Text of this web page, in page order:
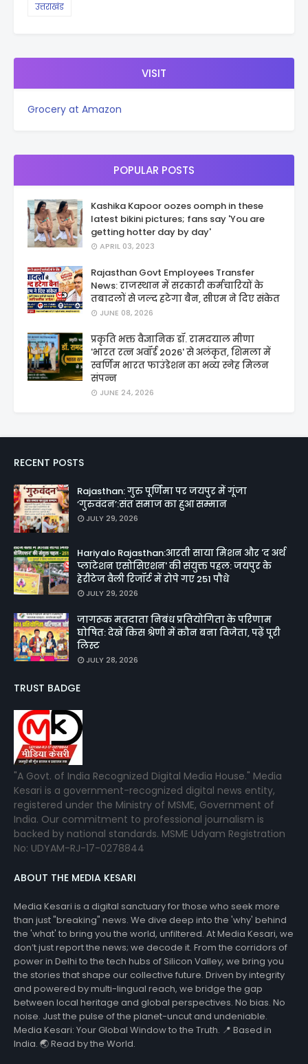
उत्तराखंड
VISIT
Grocery at Amazon
POPULAR POSTS
Kashika Kapoor oozes oomph in these
latest bikini pictures; fans say 'You are
getting hotter day by day'
APRIL 03, 2023
Rajasthan Govt Employees Transfer
News: राजस्थान में सरकारी कर्मचारियों के
तबादलों से जल्द हटेगा बैन, सीएम ने दिए संकेत
JUNE 08, 2026
प्रकृति भक्त वैज्ञानिक डॉ. रामदयाल मीणा
'भारत रत्न अवॉर्ड 2026' से अलंकृत, शिमला में
स्वर्णिम भारत फाउंडेशन का भव्य स्नेह मिलन
संपन्न
JUNE 24, 2026
RECENT POSTS
Rajasthan: गुरु पूर्णिमा पर जयपुर में गूंजा
‘गुरुवंदन’:संत समाज का हुआ सम्मान
JULY 29, 2026
Hariyalo Rajasthan:आरती साया मिशन और 'द अर्थ
प्लांटेशन एसोसिएशन' की संयुक्त पहल: जयपुर के
हेरीटेज वैली रिजॉर्ट में रोपे गए 251 पौधे
JULY 29, 2026
जागरूक मतदाता निबंध प्रतियोगिता के परिणाम
घोषित: देखें किस श्रेणी में कौन बना विजेता, पढ़ें पूरी
लिस्ट
JULY 28, 2026
TRUST BADGE
"A Govt. of India Recognized Digital Media House." Media
Kesari is a government-recognized digital news entity,
registered under the Ministry of MSME, Government of
India. Our commitment to professional journalism is
backed by national standards. MSME Udyam Registration
No: UDYAM-RJ-17-0278844
ABOUT THE MEDIA KESARI
Media Kesari is a digital sanctuary for those who seek more
than just "breaking" news. We dive deep into the 'why' behind
the 'what' to bring you the world, unfiltered. At Media Kesari, we
don’t just report the news; we decode it. From the corridors of
power in Delhi to the tech hubs of Silicon Valley, we bring you
the stories that shape our collective future. Driven by integrity
and powered by multi-lingual reach, we bridge the gap
between local heritage and global perspectives. No bias. No
noise. Just the pulse of the planet-uncut and undeniable.
Media Kesari: Your Global Window to the Truth. 📍 Based in
India. 🌏 Read by the World.